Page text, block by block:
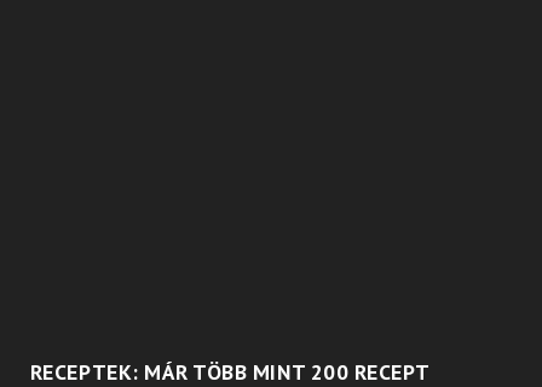
RECEPTEK: MÁR TÖBB MINT 200 RECEPT